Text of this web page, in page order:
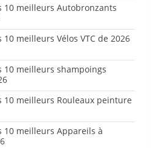
10 meilleurs Autobronzants
meilleurs Vélos VTC de 2026
10 meilleurs shampoings
10 meilleurs Rouleaux peinture
10 meilleurs Appareils à